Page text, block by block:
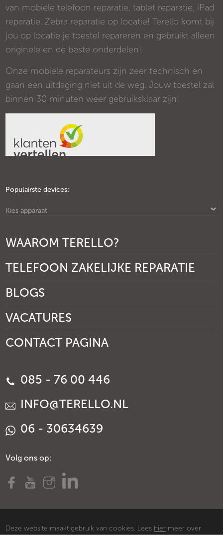
van mobiele telefoon reparatie, tablet reparatie, iPad
reparatie, Zebra reparatie op locatie! Terello komt bij
jou op locatie je toestel repareren en gebruikt alleen
originele en de beste onderdelen!
Onze mobiele reparateurs zijn zeer technisch en
gaan een uitdaging niet uit de weg. Jouw toestel zal
binnen 30 minuten weer gebruiksklaar zijn!
Populairste devices:
Kies apparaat
WAAROM TERELLO?
TELEFOON ZAKELIJKE REPARATIE
BLOGS
VACATURES
CONTACT PAGINA
085 - 76 00 446
INFO@TERELLO.NL
06 - 30634639
Volg ons op:
Deze website maakt gebruik van cookies. Lees hier meer over